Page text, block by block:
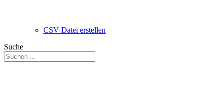
CSV-Datei erstellen
Suche